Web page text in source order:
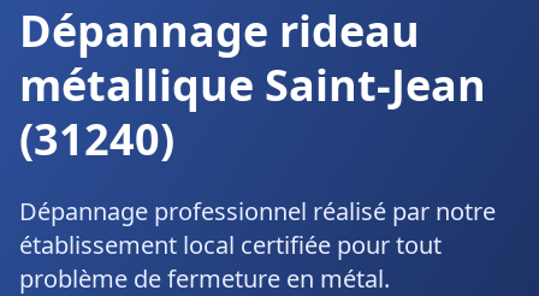
Dépannage rideau
métallique Saint-Jean
(31240)
Dépannage professionnel réalisé par notre
établissement local certifiée pour tout
problème de fermeture en métal.